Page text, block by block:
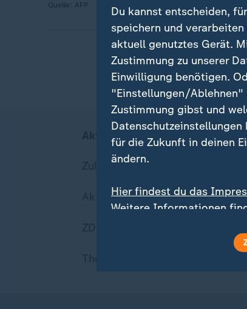
Quelle: AFP
Aktuell bei ZDFheute
Zuletzt veröffentlicht
Aktuelle Sendungs-Videos
Du kannst entscheiden,
speichern und
aktuell genutztes Gerät.
Zustimmung zu unserer
Einwilligung benötigen.
"Einstellungen/Ablehnen"
Zustimmung gibst und
für die Zukunft in deinen
ändern.
Hier findest du das
Weitere Informationen